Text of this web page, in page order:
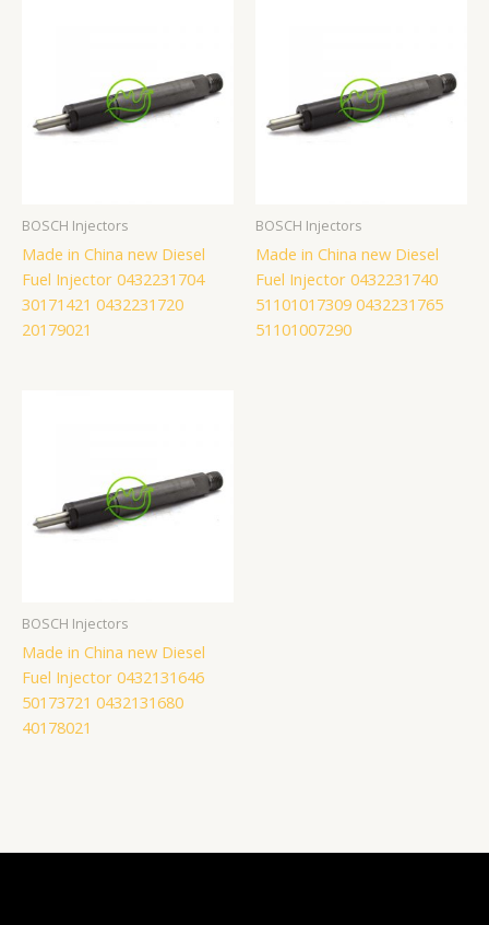
BOSCH Injectors
Made in China new Diesel
Fuel Injector 0432231704
30171421 0432231720
20179021
BOSCH Injectors
Made in China new Diesel
Fuel Injector 0432231740
51101017309 0432231765
51101007290
BOSCH Injectors
Made in China new Diesel
Fuel Injector 0432131646
50173721 0432131680
40178021